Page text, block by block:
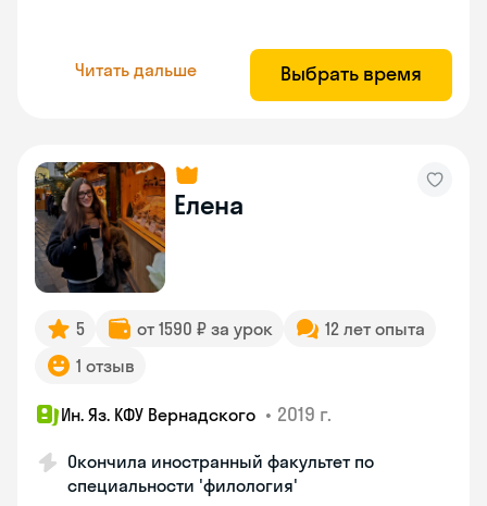
Читать дальше Выбрать время
Елена
5 от 1590 ₽ за урок
12 лет опыта
1 отзыв
Ин. Яз. КФУ Вернадского • 2019 г.
Окончила иностранный факультет по
специальности 'филология'